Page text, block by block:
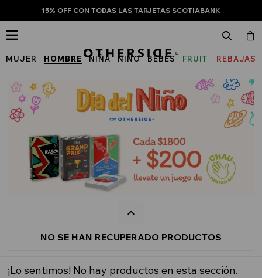
15% OFF CON TODAS LAS TARJETAS SCOTIABANK
MUJER HOMBRE NIÑA NIÑO BEBÉS
FRUIT
THE
LOOM
REBAJAS

NO SE HAN RECUPERADO PRODUCTOS
¡Lo sentimos! No hay productos en esta sección.